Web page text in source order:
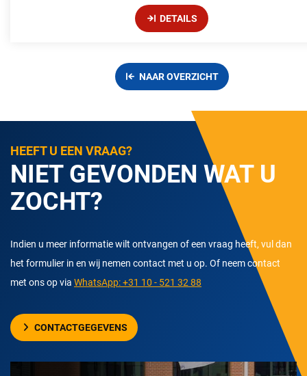
DETAILS
NAAR OVERZICHT
HEEFT U EEN VRAAG?
NIET GEVONDEN WAT U
ZOCHT?
Indien u meer informatie wilt ontvangen of een vraag heeft, vul dan
het formulier in en wij nemen contact met u op. Of neem contact
met ons op via WhatsApp: +31 10 - 521 32 88
CONTACTGEGEVENS